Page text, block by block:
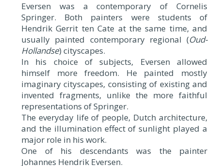
Eversen was a contemporary of Cornelis
Springer. Both painters were students of
Hendrik Gerrit ten Cate at the same time, and
usually painted contemporary regional (Oud-
Hollandse) cityscapes.
In his choice of subjects, Eversen allowed
himself more freedom. He painted mostly
imaginary cityscapes, consisting of existing and
invented fragments, unlike the more faithful
representations of Springer.
The everyday life of people, Dutch architecture,
and the illumination effect of sunlight played a
major role in his work.
One of his descendants was the painter
Johannes Hendrik Eversen.